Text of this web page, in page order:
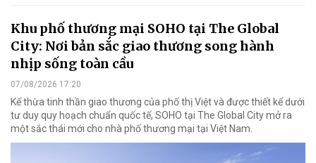
Khu phố thương mại SOHO tại The Global
City: Nơi bản sắc giao thương song hành
nhịp sống toàn cầu
07/08/2026 17:20
Kế thừa tinh thần giao thương của phố thị Việt và được thiết kế dưới
tư duy quy hoạch chuẩn quốc tế, SOHO tại The Global City mở ra
một sắc thái mới cho nhà phố thương mại tại Việt Nam.